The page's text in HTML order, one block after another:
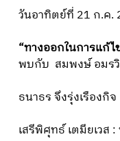
วันอาทิตย์ที่ 21 ก.ค.
“ทางออกในการแก้
พบกับ สมพงษ์ อมร
ธนาธร จึงรุ่งเรืองกิ
เสรีพิศุทธ์ เตมียเวส